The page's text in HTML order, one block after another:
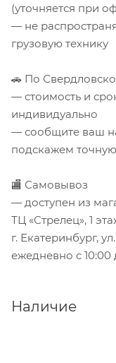
(уточняется при
— не
грузовую технику
🚗 По
— стоимость и
индивидуально
— сообщите ваш
подскажем
🏬 Самовывоз
— доступен из
ТЦ «Стрелец», 1
г. Екатеринбург,
ежедневно с 10:00
Наличие